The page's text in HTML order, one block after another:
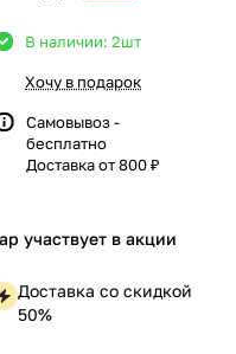
В наличии: 2шт
Хочу в подарок
Самовывоз -
бесплатно
Доставка от 800 ₽
участвует в акции
Доставка со скидкой
50%